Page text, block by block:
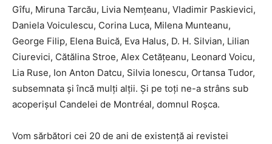
Gîfu, Miruna Tarcău, Livia Nemțeanu, Vladimir Paskievici,
Daniela Voiculescu, Corina Luca, Milena Munteanu,
George Filip, Elena Buică, Eva Halus, D. H. Silvian, Lilian
Ciurevici, Cătălina Stroe, Alex Cetățeanu, Leonard Voicu,
Lia Ruse, Ion Anton Datcu, Silvia Ionescu, Ortansa Tudor,
subsemnata și încă mulți alții. Și pe toți ne-a strâns sub
acoperișul Candelei de Montréal, domnul Roșca.
Vom sărbători cei 20 de ani de existență ai revistei